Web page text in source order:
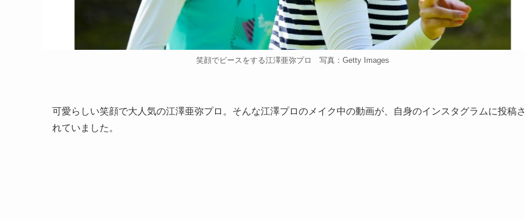
笑顔でピースをする江澤亜弥プロ 写真：Getty Images
可愛らしい笑顔で大人気の江澤亜弥プロ。そんな江澤プロのメイク中の動画が、自身のインスタグラムに投稿さ
れていました。